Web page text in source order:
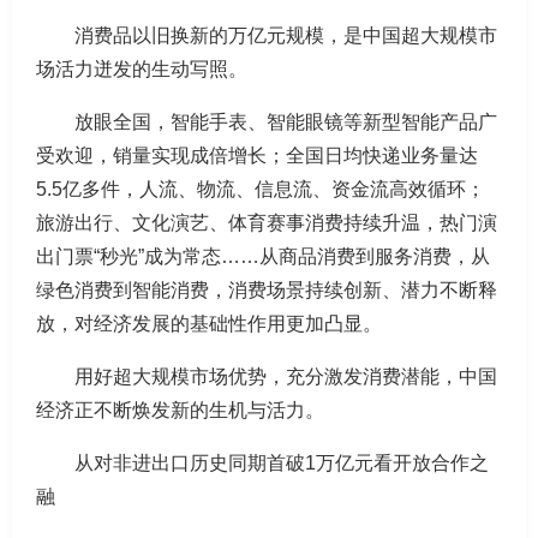
消费品以旧换新的万亿元规模，是中国超大规模市
场活力迸发的生动写照。
放眼全国，智能手表、智能眼镜等新型智能产品广
受欢迎，销量实现成倍增长；全国日均快递业务量达
5.5亿多件，人流、物流、信息流、资金流高效循环；
旅游出行、文化演艺、体育赛事消费持续升温，热门演
出门票“秒光”成为常态……从商品消费到服务消费，从
绿色消费到智能消费，消费场景持续创新、潜力不断释
放，对经济发展的基础性作用更加凸显。
用好超大规模市场优势，充分激发消费潜能，中国
经济正不断焕发新的生机与活力。
从对非进出口历史同期首破1万亿元看开放合作之
融